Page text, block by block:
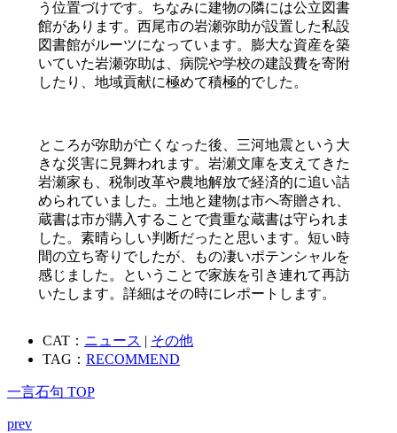
う位置づけです。ちなみに建物の隣には公立図書
館があります。西尾市の岩瀬弥助が設置した私設
図書館がルーツになっています。膨大な資産を築
いていた岩瀬弥助は、病院や学校の建設費を寄附
したり、地域貢献に極めて積極的でした。
ところが弥助が亡くなった後、三河地震という大
きな災害に見舞われます。岩瀬文庫を支えてきた
岩瀬家も、税制改革や農地解放で経済的に追い詰
められていました。土地と建物は市へ寄贈され、
蔵書は市が購入することで貴重な蔵書は守られま
した。素晴らしい判断だったと思います。短い時
間の立ち寄りでしたが、もの凄いポテンシャルを
感じました。ということで家族を引き連れて再訪
いたします。詳細はその時にレポートします。
CAT： ニュース | その他
TAG： RECOMMEND
一言石句 TOP
prev